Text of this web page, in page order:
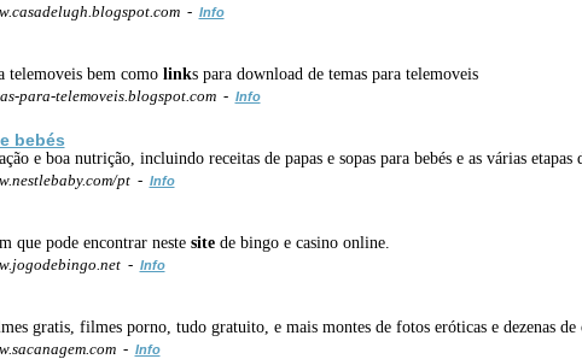
- Info
telemoveis bem como links para download de temas para telemoveis
para-telemoveis.blogspot.com - Info
bebés
e boa nutrição, incluindo receitas de papas e sopas para bebés e as várias
pt - Info
que pode encontrar neste sitede bingo e casino online.
- Info
gratis, filmes porno, tudo gratuito, e mais montes de fotos eróticas e dezenas de
- Info